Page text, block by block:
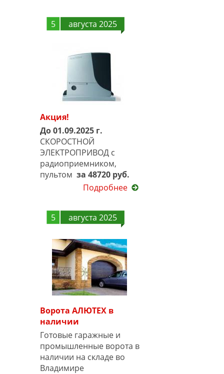
5 августа 2025
Акция!
До 01.09.2025 г.
СКОРОСТНОЙ
ЭЛЕКТРОПРИВОД с
радиоприемником,
пультом за 48720 руб.
Подробнее
5 августа 2025
Ворота АЛЮТЕХ в
наличии
Готовые гаражные и
промышленные ворота в
наличии на складе во
Владимире